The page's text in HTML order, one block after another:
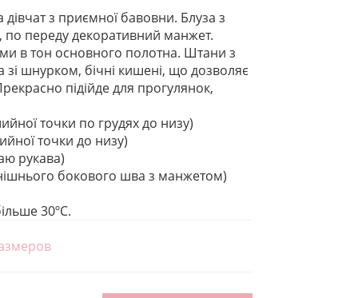
з приємної бавовни. Блуза з
переду декоративний манжет.
в тон основного полотна. Штани з
шнурком, бічні кишені, що дозволяє
підійде для прогулянок,
точки по грудях до низу)
точки до низу)
рукава)
бокового шва з манжетом)
30ºС.